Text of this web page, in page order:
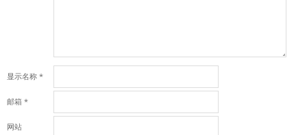
显示名称 *
邮箱 *
网站